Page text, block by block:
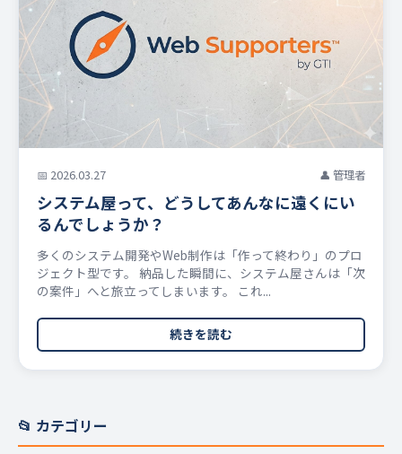
📅 2026.03.27 👤 管理者
システム屋って、どうしてあんなに遠くにい
るんでしょうか？
多くのシステム開発やWeb制作は「作って終わり」のプロ
ジェクト型です。 納品した瞬間に、システム屋さんは「次
の案件」へと旅立ってしまいます。 これ...
続きを読む
📂 カテゴリー